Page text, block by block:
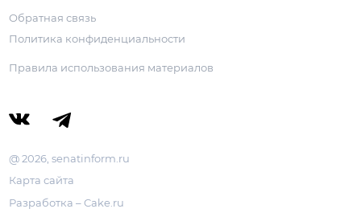
Обратная связь
Политика конфиденциальности
Правила использования материалов
@ 2026, senatinform.ru
Карта сайта
Разработка – Cake.ru